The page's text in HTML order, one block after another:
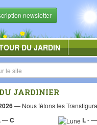
newsletter
DU JARDIN
JARDINIER
— Nous fêtons les
—C L-—